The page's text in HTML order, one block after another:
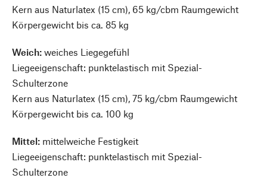
Kern aus Naturlatex (15 cm), 65 kg/cbm Raumgewicht
Körpergewicht bis ca. 85 kg
Weich: weiches Liegegefühl
Liegeeigenschaft: punktelastisch mit Spezial-
Schulterzone
Kern aus Naturlatex (15 cm), 75 kg/cbm Raumgewicht
Körpergewicht bis ca. 100 kg
Mittel: mittelweiche Festigkeit
Liegeeigenschaft: punktelastisch mit Spezial-
Schulterzone